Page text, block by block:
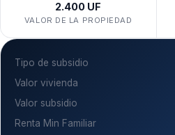
2.400 UF
VALOR DE LA PROPIEDAD
Tipo de subsidio
Valor vivienda
Valor subsidio
Renta Min Familiar